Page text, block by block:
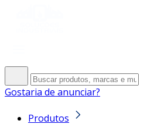
Gostaria de anunciar?
Produtos